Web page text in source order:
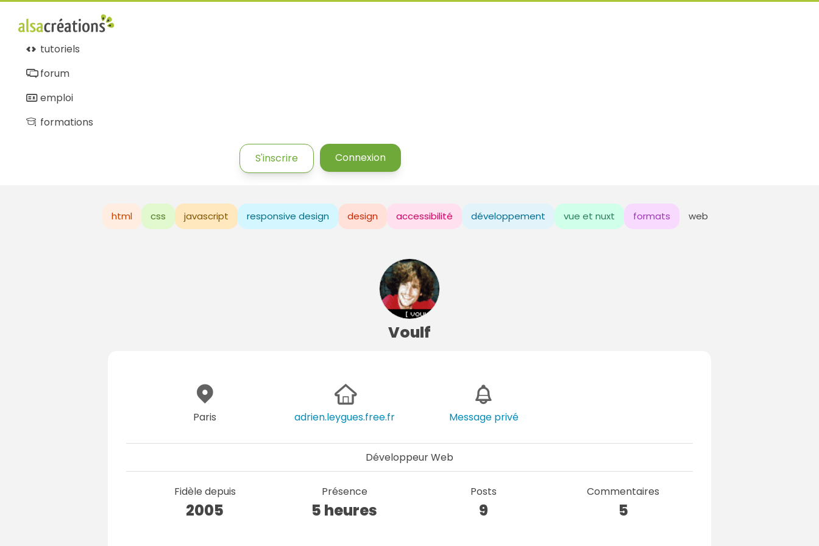
tutoriels
forum
emploi
formations
S'inscrire Connexion
html css javascript responsive design design accessibilité développement vue et nuxt formats web
Voulf
Paris adrien.leygues.free.fr Message privé
Développeur Web
Fidèle depuis
2005
Présence
5 heures
Posts
9
Commentaires
5